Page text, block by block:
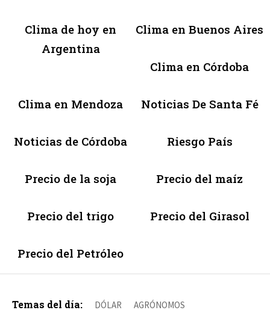
Clima de hoy en
Argentina
Clima en Buenos Aires
Clima en Córdoba
Clima en Mendoza Noticias De Santa Fé
Noticias de Córdoba Riesgo País
Precio de la soja Precio del maíz
Precio del trigo Precio del Girasol
Precio del Petróleo
Temas del día: DÓLAR AGRÓNOMOS